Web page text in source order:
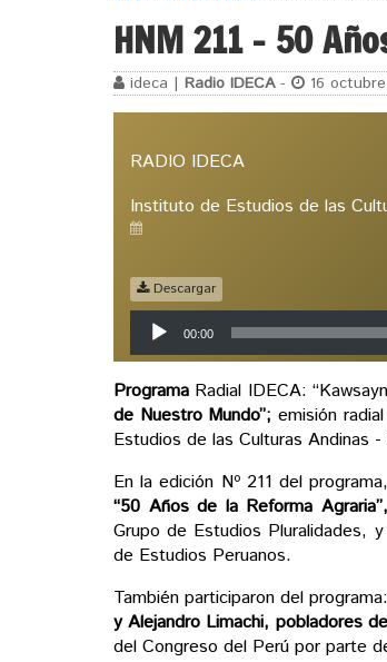
HNM 211 – 50
ideca | Radio IDECA- 16
RADIO IDECA
Instituto de Estudios de las
Descargar
de
00:00
Programa Radial IDECA:
de Nuestro Mundo”; emisión
Estudios de las Culturas Andinas
En la edición Nº 211 del
“50 Años de la Reforma Agraria”,
Grupo de Estudios Pluralidades,
de Estudios Peruanos.
También participaron del programa:
y Alejandro Limachi, pobladores
del Congreso del Perú por parte